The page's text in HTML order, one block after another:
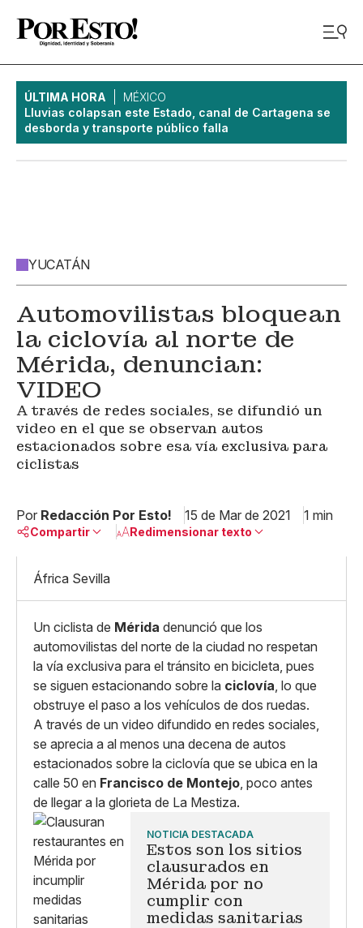
ÚLTIMA HORA
MÉXICO
Lluvias colapsan este Estado, canal de Cartagena se
desborda y transporte público falla
YUCATÁN
Automovilistas bloquean
la ciclovía al norte de
Mérida, denuncian:
VIDEO
A través de redes sociales, se difundió un
video en el que se observan autos
estacionados sobre esa vía exclusiva para
ciclistas
Por Redacción Por Esto! 15 de Mar de 2021 1 min
Compartir
Linkedin
Whatsapp
Copiar enlace
Redimensionar texto
África Sevilla
Un ciclista de Mérida denunció que los
automovilistas del norte de la ciudad no respetan
la vía exclusiva para el tránsito en bicicleta, pues
se siguen estacionando sobre la ciclovía, lo que
obstruye el paso a los vehículos de dos ruedas.
A través de un video difundido en redes sociales,
se aprecia a al menos una decena de autos
estacionados sobre la ciclovía que se ubica en la
calle 50 en Francisco de Montejo, poco antes
de llegar a la glorieta de La Mestiza.
NOTICIA DESTACADA
Estos son los sitios
clausurados en
Mérida por no
cumplir con
medidas sanitarias